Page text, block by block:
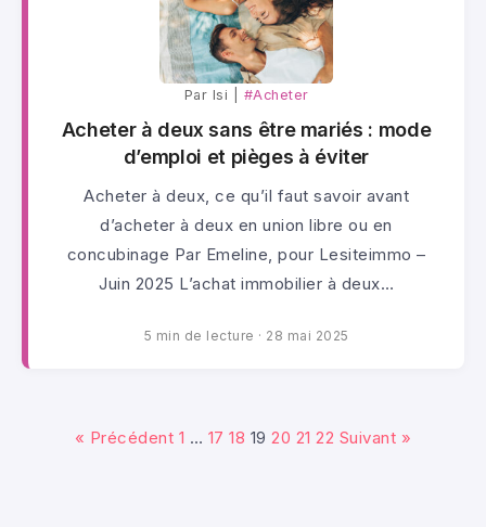
Par lsi | #Acheter
Acheter à deux sans être mariés : mode
d’emploi et pièges à éviter
Acheter à deux, ce qu’il faut savoir avant
d’acheter à deux en union libre ou en
concubinage Par Emeline, pour Lesiteimmo –
Juin 2025 L’achat immobilier à deux…
5 min de lecture · 28 mai 2025
« Précédent 1 … 17 18 19 20 21 22 Suivant »